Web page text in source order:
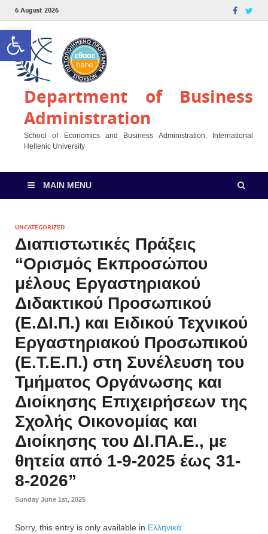
Open toolbar
6 August 2026
Department of Business
Administration
School of Economics and Business Administration, International
Hellenic University
MAIN MENU
UNCATEGORIZED
Διαπιστωτικές Πράξεις
“Ορισμός Εκπροσώπου
μέλους Εργαστηριακού
Διδακτικού Προσωπικού
(Ε.ΔΙ.Π.) και Ειδικού Τεχνικού
Εργαστηριακού Προσωπικού
(Ε.Τ.Ε.Π.) στη Συνέλευση του
Τμήματος Οργάνωσης και
Διοίκησης Επιχειρήσεων της
Σχολής Οικονομίας και
Διοίκησης του ΔΙ.ΠΑ.Ε., με
θητεία από 1-9-2025 έως 31-
8-2026”
Sunday June 1st, 2025
Sorry, this entry is only available in Ελληνικά